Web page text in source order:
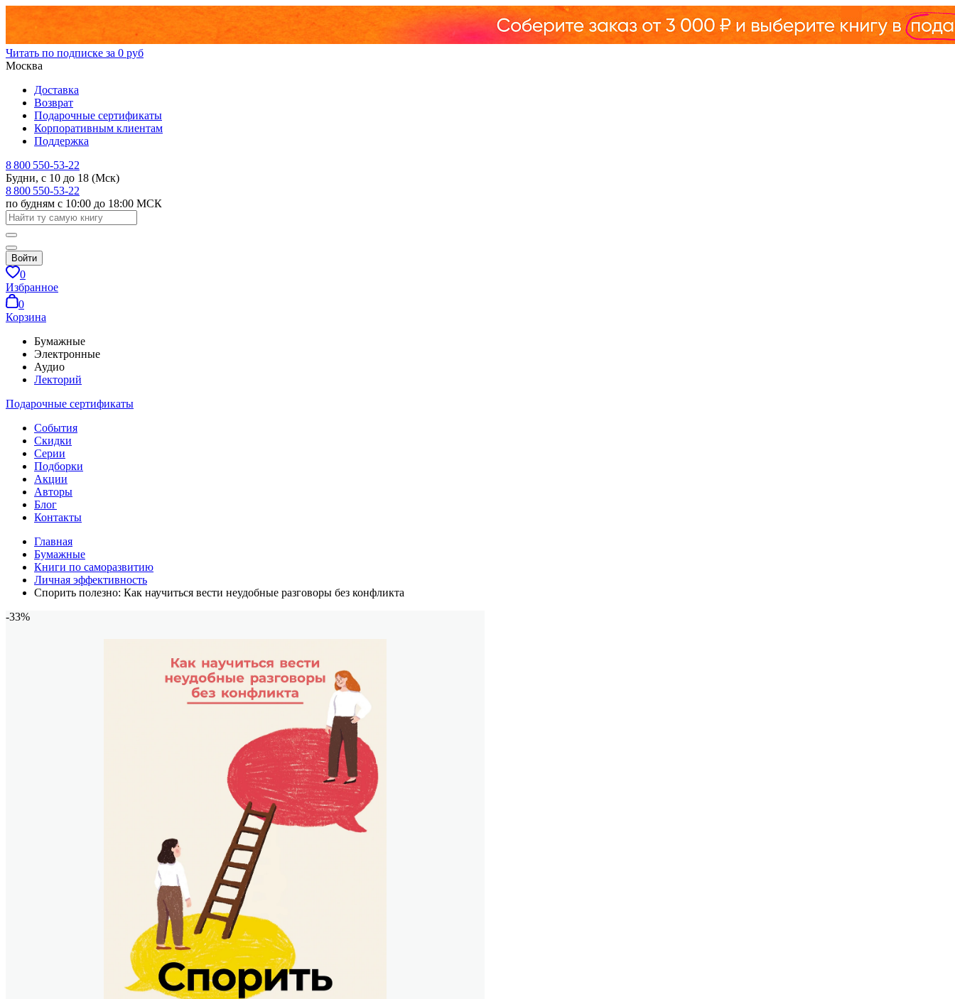
Читать по подписке за 0 руб
Москва
Доставка
Возврат
Подарочные сертификаты
Корпоративным клиентам
Поддержка
8 800 550-53-22
Будни, с 10 до 18 (Мск)
8 800 550-53-22
по будням с 10:00 до 18:00 МСК
Войти
0
Избранное
0
Корзина
Бумажные
Электронные
Аудио
Лекторий
Подарочные сертификаты
События
Скидки
Серии
Подборки
Акции
Авторы
Блог
Контакты
Главная
Бумажные
Книги по саморазвитию
Личная эффективность
Спорить полезно: Как научиться вести неудобные разговоры без конфликта
-33%